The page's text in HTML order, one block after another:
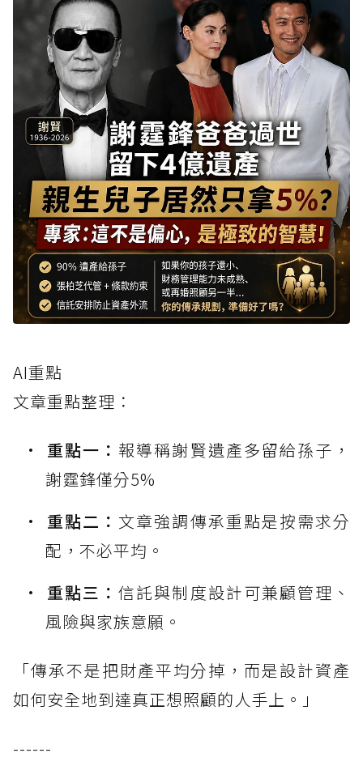
AI重點
文章重點整理：
重點一： 報導稱謝賢遺產多留給孫子，
謝霆鋒僅分5%
重點二： 文章強調傳承重點是按需求分
配，不必平均。
重點三：信託與制度設計可兼顧管理、
風險與家族意願。
「傳承不是把財產平均分掉，而是設計資產
如何安全地到達真正想照顧的人手上。」
------